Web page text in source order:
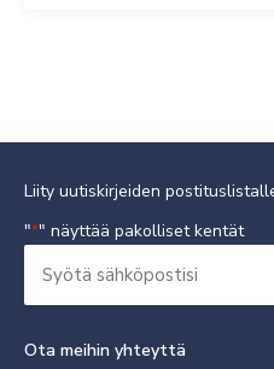
Liity uutiskirjeiden
"*" näyttää pakolliset kentät
sähköpostisi
Ota meihin yhteyttä